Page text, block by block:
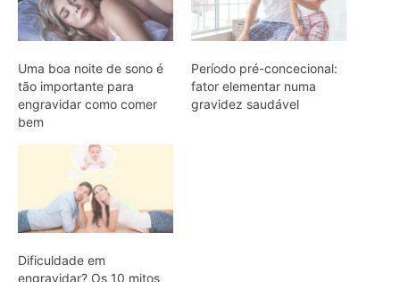
Uma boa noite de sono é
tão importante para
engravidar como comer
bem
Período pré-concecional:
fator elementar numa
gravidez saudável
Dificuldade em
engravidar? Os 10 mitos